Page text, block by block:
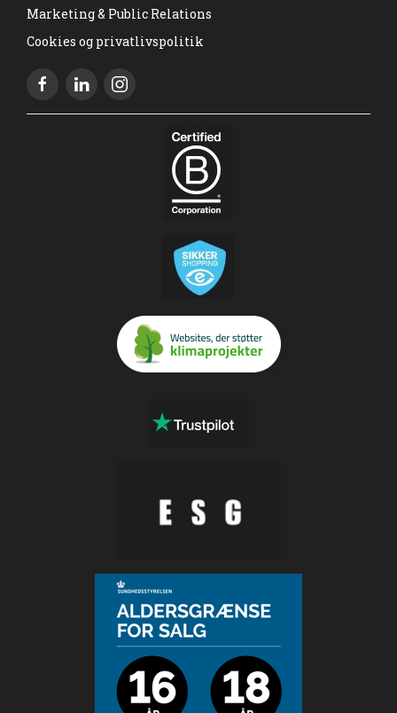
Marketing & Public Relations
Cookies og privatlivspolitik